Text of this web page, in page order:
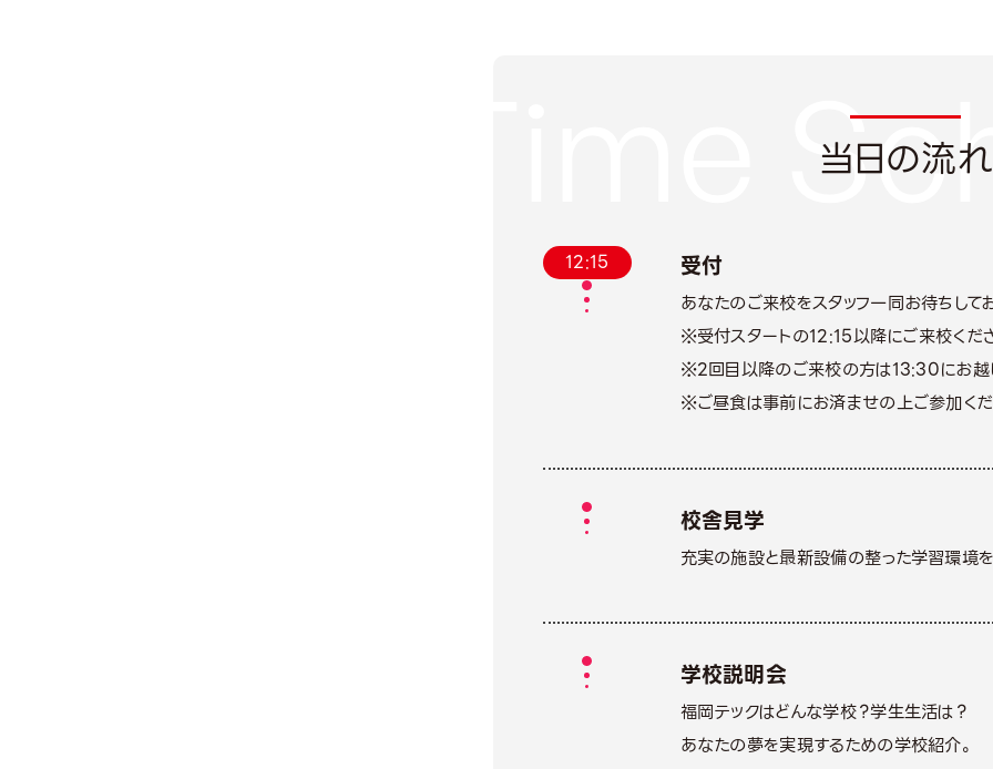
当日の流れ
12:15 受付
あなたのご来校をスタッフ一同お待ちして
※受付スタートの12:15以降にご来校くだ
※2回目以降のご来校の方は13:30にお越
※ご昼食は事前にお済ませの上ご参加くだ
校舎見学
充実の施設と最新設備の整った学習環境
学校説明会
福岡テックはどんな学校？学生生活は？
あなたの夢を実現するための学校紹介。